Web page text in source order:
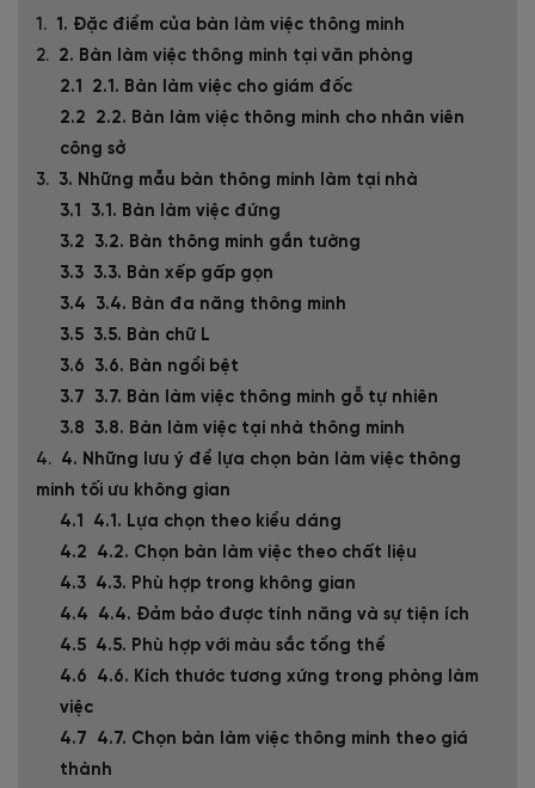
1. Đặc điểm của bàn làm việc thông minh
2. Bàn làm việc thông minh tại văn phòng
2.1. Bàn làm việc cho giám đốc
2.2. Bàn làm việc thông minh cho nhân viên
công sở
3. Những mẫu bàn thông minh làm tại nhà
3.1. Bàn làm việc đứng
3.2. Bàn thông minh gắn tường
3.3. Bàn xếp gấp gọn
3.4. Bàn đa năng thông minh
3.5. Bàn chữ L
3.6. Bàn ngồi bệt
3.7. Bàn làm việc thông minh gỗ tự nhiên
3.8. Bàn làm việc tại nhà thông minh
4. Những lưu ý để lựa chọn bàn làm việc thông
minh tối ưu không gian
4.1. Lựa chọn theo kiểu dáng
4.2. Chọn bàn làm việc theo chất liệu
4.3. Phù hợp trong không gian
4.4. Đảm bảo được tính năng và sự tiện ích
4.5. Phù hợp với màu sắc tổng thể
4.6. Kích thước tương xứng trong phòng làm
việc
4.7. Chọn bàn làm việc thông minh theo giá
thành